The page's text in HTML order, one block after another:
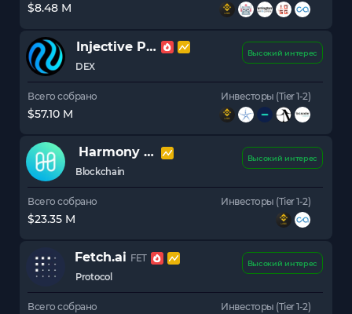
$8.48 M
Injective Protocol
DEX
Высокий интерес
Всего собрано
$57.10 M
Инвесторы (Tier 1-2)
Harmony ONE
Blockchain
Высокий интерес
Всего собрано
$23.35 M
Инвесторы (Tier 1-2)
Fetch.ai FET
Protocol
Высокий интерес
Всего собрано Инвесторы (Tier 1-2)